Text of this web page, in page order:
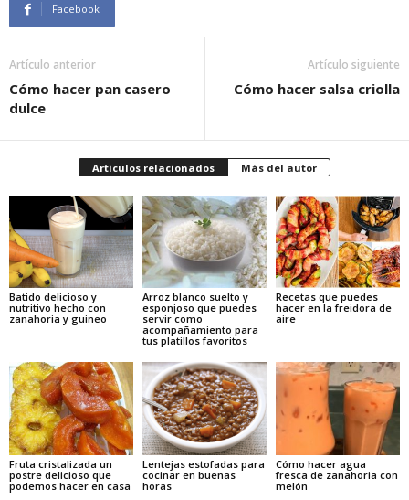
Facebook
Artículo anterior
Cómo hacer pan casero
dulce
Artículo siguiente
Cómo hacer salsa criolla
Artículos relacionados Más del autor
Batido delicioso y
nutritivo hecho con
zanahoria y guineo
Arroz blanco suelto y
esponjoso que puedes
servir como
acompañamiento para
tus platillos favoritos
Recetas que puedes
hacer en la freidora de
aire
Fruta cristalizada un
postre delicioso que
podemos hacer en casa
Lentejas estofadas para
cocinar en buenas
horas
Cómo hacer agua
fresca de zanahoria con
melón